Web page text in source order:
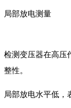
局部放电测量
检测变压器在高压
整性。
局部放电水平低，